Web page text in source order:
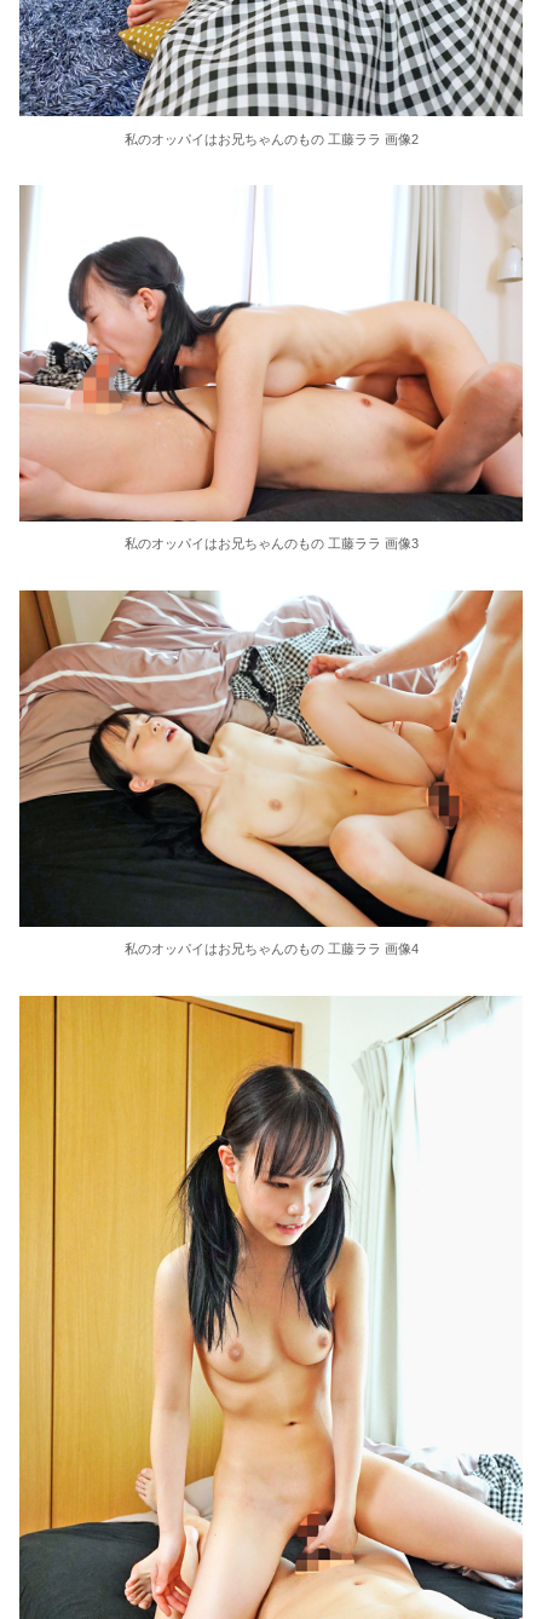
東大教授「今は織田信長は天才ではなく凡人だったという説が強いがそれは違うと思う」
激しく揺れる小さな胸が愛おしくてたまらない
【ＳＭ・調教】出会い系でエッチした最高のドＭ女
日本政府の突然のビザ厳格化に中国人から批判殺到。「もう鎖国しろ」「あきれてモノ言えない」
松居一代 画像36枚【ヌード】
素人ＡＶ面接 ~ロリ娘にセクシーランジェリーを着せて生中ハメ~
まんチラの誘惑 ~ダチの母ちゃんと~
アラサー喪女の暴走オーガズム
月刊 古瀬玲
クーラーボックス積んで出発→途中で買い足し…50代公務員の“ドライブ”が地獄すぎた 他
Powered by livedoor 相互RSS
私のオッパイはお兄ちゃんのもの 工藤ララ 画像2
私のオッパイはお兄ちゃんのもの 工藤ララ 画像3
私のオッパイはお兄ちゃんのもの 工藤ララ 画像4